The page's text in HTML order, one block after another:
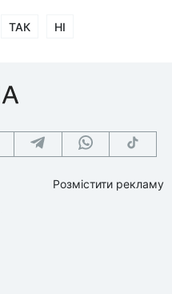
ТАК НІ
Розмістити рекламу